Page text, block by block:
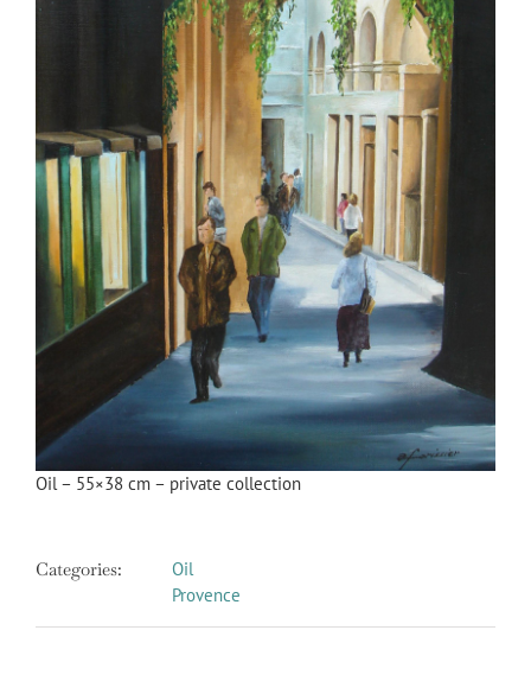
Oil – 55×38 cm – private collection
Categories:
Oil
Provence